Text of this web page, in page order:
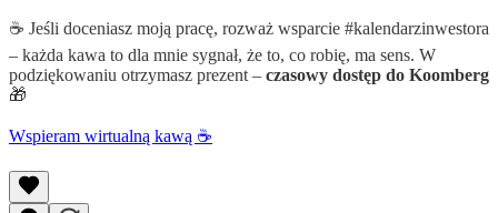
☕ Jeśli doceniasz moją pracę, rozważ wsparcie #kalendarzinwestora
– każda kawa to dla mnie sygnał, że to, co robię, ma sens. W
podziękowaniu otrzymasz prezent – czasowy dostęp do Koomberg
🎁
Wspieram wirtualną kawą ☕️